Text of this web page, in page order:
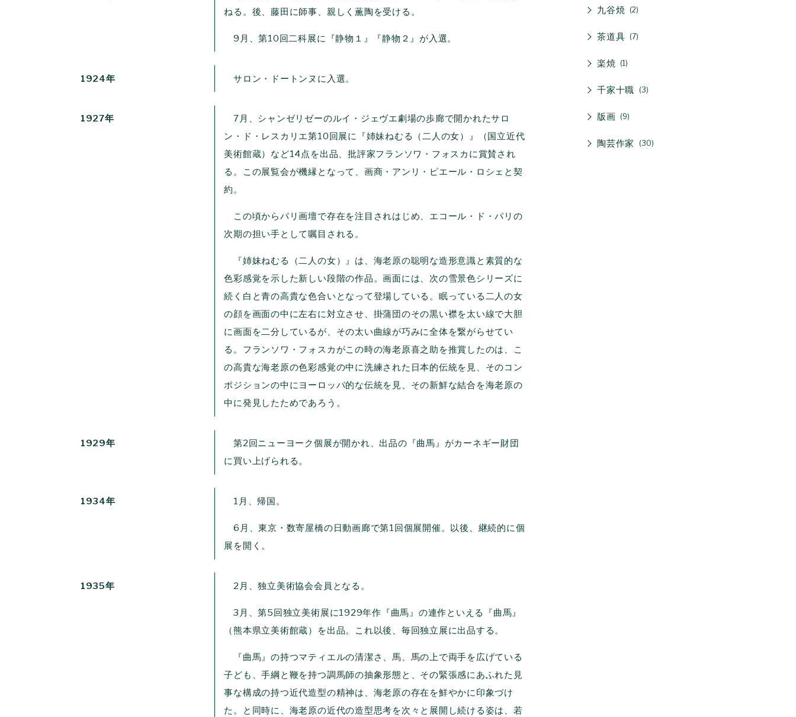
ねる。後、藤田に師事、親しく薫陶を受ける。
9月、第10回二科展に『静物１』『静物２』が入選。
1924年 サロン・ドートンヌに入選。
1927年
7月、シャンゼリゼーのルイ・ジェヴエ劇場の歩廊で開かれたサロ
ン・ド・レスカリエ第10回展に『姉妹ねむる（二人の女）』（国立近代
美術館蔵）など14点を出品、批評家フランソワ・フォスカに賞賛され
る。この展覧会が機縁となって、画商・アンリ・ピエール・ロシェと契
約。
この頃からパリ画壇で存在を注目されはじめ、エコール・ド・パリの
次期の担い手として嘱目される。
『姉妹ねむる（二人の女）』は、海老原の聡明な造形意識と素質的な
色彩感覚を示した新しい段階の作品。画面には、次の雪景色シリーズに
続く白と青の高貴な色合いとなって登場している。眠っている二人の女
の顔を画面の中に左右に対立させ、掛蒲団のその黒い襟を太い線で大胆
に画面を二分しているが、その太い曲線が巧みに全体を繋がらせてい
る。フランソワ・フォスカがこの時の海老原喜之助を推賞したのは、こ
の高貴な海老原の色彩感覚の中に洗練された日本的伝統を見、そのコン
ポジションの中にヨーロッパ的な伝統を見、その新鮮な結合を海老原の
中に発見したためであろう。
1929年
第2回ニューヨーク個展が開かれ、出品の『曲馬』がカーネギー財団
に買い上げられる。
1934年 1月、帰国。
6月、東京・数寄屋橋の日動画廊で第1回個展開催。以後、継続的に個
展を開く。
1935年 2月、独立美術協会会員となる。
3月、第5回独立美術展に1929年作『曲馬』の連作といえる『曲馬』
（熊本県立美術館蔵）を出品。これ以後、毎回独立展に出品する。
『曲馬』の持つマティエルの清潔さ、馬、馬の上で両手を広げている
子ども、手綱と鞭を持つ調馬師の抽象形態と、その緊張感にあふれた見
事な構成の持つ近代造型の精神は、海老原の存在を鮮やかに印象づけ
た。と同時に、海老原の近代の造型思考を次々と展開し続ける姿は、若
九谷焼 2
茶道具 7
楽焼 1
千家十職 3
版画 9
陶芸作家 30